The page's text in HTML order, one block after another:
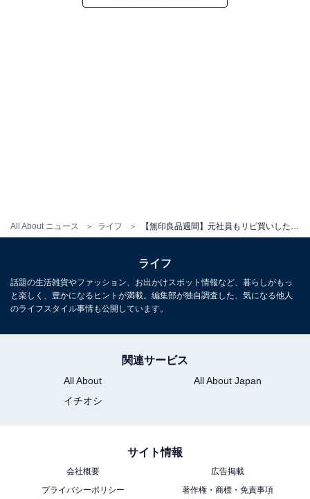
All About ニュース ライフ
以前は洗って繰り返しつかえる綿ふきんを使用していま
ライフ
話題の生活雑貨やファッション、お出かけスポット情報など、暮らしがもっ
と楽しく、豊かになるヒントが満載。編集部が独自調査した、気になる他人
のライフスタイル事情も公開しています。
関連サービス
All About
All About Japan
イチオシ
サイト情報
会社概要
広告掲載
プライバシーポリシー
著作権・商標・免責事項